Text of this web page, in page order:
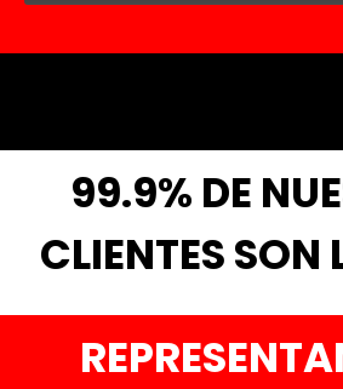
99.9% DE
CLIENTES SON